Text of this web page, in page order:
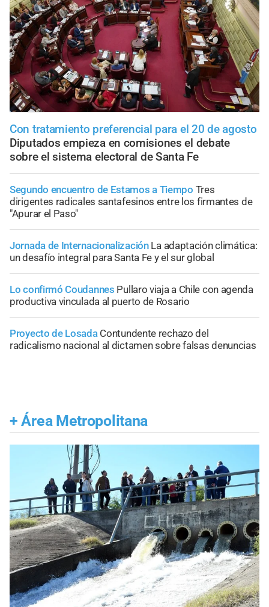
Con tratamiento preferencial para el 20 de agosto
Diputados empieza en comisiones el debate
sobre el sistema electoral de Santa Fe
Segundo encuentro de Estamos a Tiempo Tres
dirigentes radicales santafesinos entre los firmantes de
"Apurar el Paso"
Jornada de Internacionalización La adaptación climática:
un desafío integral para Santa Fe y el sur global
Lo confirmó Coudannes Pullaro viaja a Chile con agenda
productiva vinculada al puerto de Rosario
Proyecto de Losada Contundente rechazo del
radicalismo nacional al dictamen sobre falsas denuncias
+ Área Metropolitana